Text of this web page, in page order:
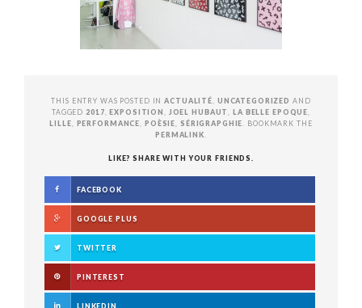
THIS ENTRY WAS POSTED INACTUALITÉ UNCATEGORIZED AND
TAGGED 2017 ,EXPOSITION JOEL HUBAUT ,LA BELLE EPOQUE
LILLE
PERFORMANCE POÈSIE SÉRIGRAPGHIE
. BOOKMARK THE
PERMALINK
LIKE? SHARE WITH YOUR FRIENDS.
FACEBOOK
GOOGLE PLUS
TWITTER
PINTEREST
LINKEDIN